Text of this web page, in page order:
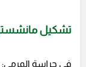
تشكيل مانشستر
في حراسة المرمى: